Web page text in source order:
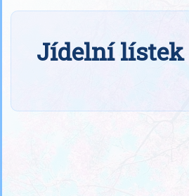
Jídelní lístek